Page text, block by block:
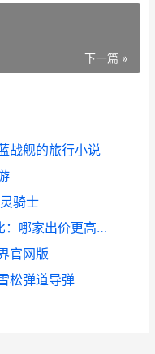
下一篇 »
战舰的旅行小说
骑士
超自然行动组账号回收平台对比：哪家出价更高 超自然行动组评测
官网版
松弹道导弹